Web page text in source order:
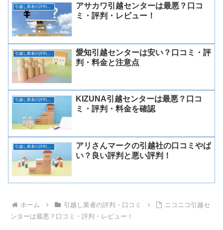
引越し業者の評判・口コミ
アサカワ引越センターは最悪？口コ
ミ・評判・レビュー！
愛知引越センターは安い？口コミ・評
判・料金と注意点
引越し業者の評判・口コミ
KIZUNA引越センターは最悪？口コ
ミ・評判・料金を確認
引越し業者の評判・口コミ
アリさんマークの引越社の口コミやば
い？良い評判と悪い評判！
ホーム 引越し業者の評判・口コミ
ニコニコ引越セ
ンターは最悪？口コミ・評判・レビュー！